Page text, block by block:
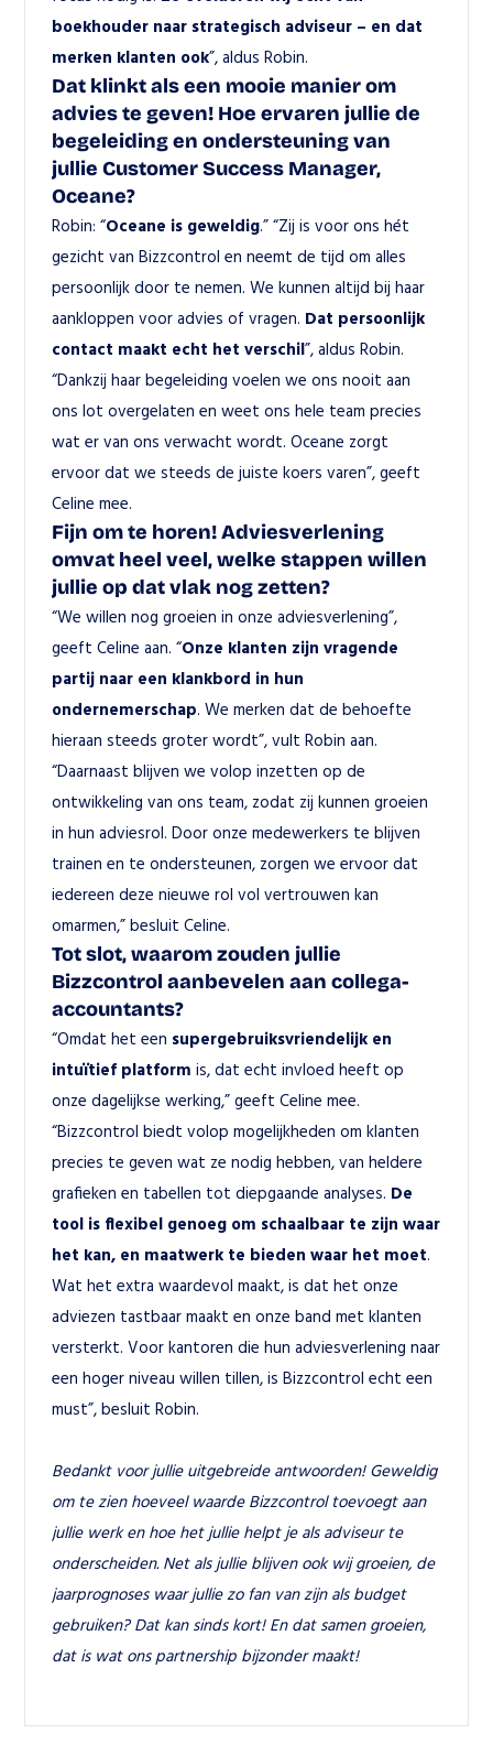
boekhouder naar strategisch adviseur – en dat
merken klanten ook”, aldus Robin.
Dat klinkt als een mooie manier om
advies te geven! Hoe ervaren jullie de
begeleiding en ondersteuning van
jullie Customer Success Manager,
Oceane?
Robin: “Oceane is geweldig.” “Zij is voor ons hét
gezicht van Bizzcontrol en neemt de tijd om alles
persoonlijk door te nemen. We kunnen altijd bij haar
aankloppen voor advies of vragen. Dat persoonlijk
contact maakt echt het verschil”, aldus Robin.
“Dankzij haar begeleiding voelen we ons nooit aan
ons lot overgelaten en weet ons hele team precies
wat er van ons verwacht wordt. Oceane zorgt
ervoor dat we steeds de juiste koers varen”, geeft
Celine mee.
Fijn om te horen! Adviesverlening
omvat heel veel, welke stappen willen
jullie op dat vlak nog zetten?
“We willen nog groeien in onze adviesverlening”,
geeft Celine aan. “Onze klanten zijn vragende
partij naar een klankbord in hun
ondernemerschap. We merken dat de behoefte
hieraan steeds groter wordt”, vult Robin aan.
“Daarnaast blijven we volop inzetten op de
ontwikkeling van ons team, zodat zij kunnen groeien
in hun adviesrol. Door onze medewerkers te blijven
trainen en te ondersteunen, zorgen we ervoor dat
iedereen deze nieuwe rol vol vertrouwen kan
omarmen,” besluit Celine.
Tot slot, waarom zouden jullie
Bizzcontrol aanbevelen aan collega-
accountants?
“Omdat het een supergebruiksvriendelijk en
intuïtief platform is, dat echt invloed heeft op
onze dagelijkse werking,” geeft Celine mee.
“Bizzcontrol biedt volop mogelijkheden om klanten
precies te geven wat ze nodig hebben, van heldere
grafieken en tabellen tot diepgaande analyses. De
tool is flexibel genoeg om schaalbaar te zijn waar
het kan, en maatwerk te bieden waar het moet.
Wat het extra waardevol maakt, is dat het onze
adviezen tastbaar maakt en onze band met klanten
versterkt. Voor kantoren die hun adviesverlening naar
een hoger niveau willen tillen, is Bizzcontrol echt een
must”, besluit Robin.
Bedankt voor jullie uitgebreide antwoorden! Geweldig
om te zien hoeveel waarde Bizzcontrol toevoegt aan
jullie werk en hoe het jullie helpt je als adviseur te
onderscheiden. Net als jullie blijven ook wij groeien, de
jaarprognoses waar jullie zo fan van zijn als budget
gebruiken? Dat kan sinds kort! En dat samen groeien,
dat is wat ons partnership bijzonder maakt!